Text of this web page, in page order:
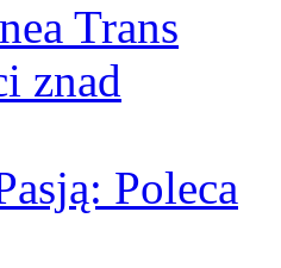
Trans
znad
Poleca